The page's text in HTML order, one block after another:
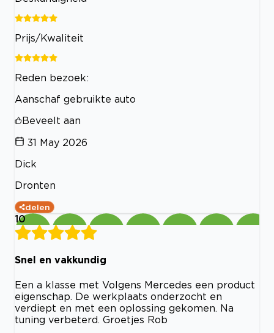
Prijs/Kwaliteit
Reden bezoek:
Aanschaf gebruikte auto
Beveelt aan
31 May 2026
Dick
Dronten
delen
10
Snel en vakkundig
Een a klasse met Volgens Mercedes een product
eigenschap. De werkplaats onderzocht en
verdiept en met een oplossing gekomen. Na
tuning verbeterd. Groetjes Rob